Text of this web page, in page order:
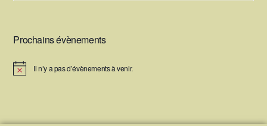
Prochains évènements
N
e
Il n’y a pas d’évènements à venir.